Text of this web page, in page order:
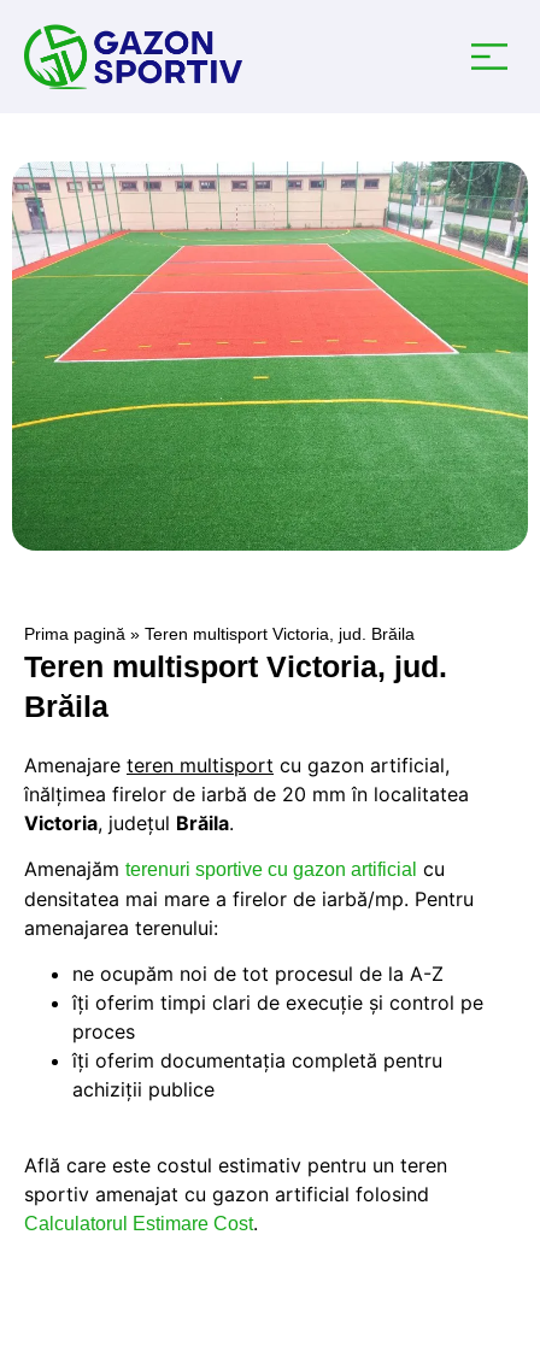
Prima pagină » Teren multisport Victoria, jud. Brăila
Teren multisport Victoria, jud.
Brăila
Amenajare teren multisport cu gazon artificial,
înălțimea firelor de iarbă de 20 mm în localitatea
Victoria, judeţul Brăila.
Amenajăm terenuri sportive cu gazon artificial cu
densitatea mai mare a firelor de iarbă/mp. Pentru
amenajarea terenului:
ne ocupăm noi de tot procesul de la A-Z
îți oferim timpi clari de execuție și control pe
proces
îți oferim documentația completă pentru
achiziții publice
Află care este costul estimativ pentru un teren
sportiv amenajat cu gazon artificial folosind
Calculatorul Estimare Cost.